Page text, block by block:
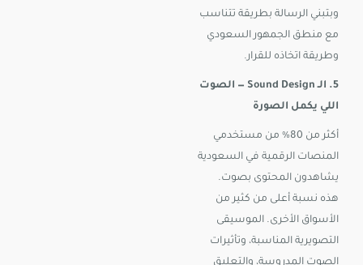
وبتبني الرسالة بطريقة تتناسب
مع منطق الجمهور السعودي
وطريقة اتخاذه للقرار.
5. الـ Sound Design — الصوت
اللي يكمل الصورة
أكثر من 80% من مستخدمي
المنصات الرقمية في السعودية
يشاهدون المحتوى بصوت.
هذه نسبة أعلى من كثير من
الأسواق الأخرى. الموسيقى
التصويرية المناسبة، وتأثيرات
الصوت المدروسة، والتعليق